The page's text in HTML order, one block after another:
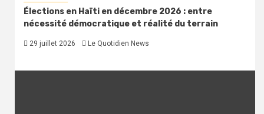
Élections en Haïti en décembre 2026 : entre
nécessité démocratique et réalité du terrain
29 juillet 2026 Le Quotidien News